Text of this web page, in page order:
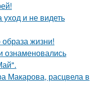
и не видеть
жизни!
ознаменовались
Макарова, расцвела в